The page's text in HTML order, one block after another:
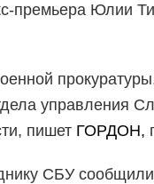
премьера Юлии
управления
пишет ГОРДОН,
СБУ